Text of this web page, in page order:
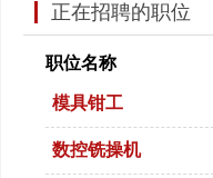
正在招聘的职位
职位名称
模具钳工
数控铣操机